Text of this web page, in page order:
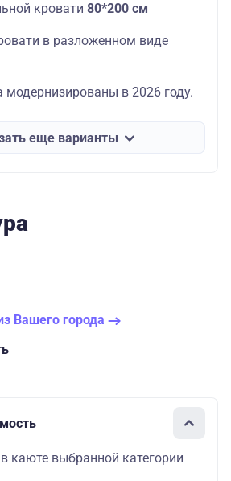
кровати 80*200 см
в разложенном виде
модернизированы в 2026 году.
еще варианты
Вашего города
каюте выбранной категории